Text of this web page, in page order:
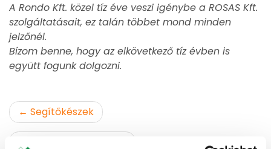
A Rondo Kft. közel tíz éve veszi igénybe a ROSAS Kft.
szolgáltatásait, ez talán többet mond minden
jelzőnél.
Bízom benne, hogy az elkövetkező tíz évben is
együtt fogunk dolgozni.
Bejegyzés
navigáció
Segítőkészek